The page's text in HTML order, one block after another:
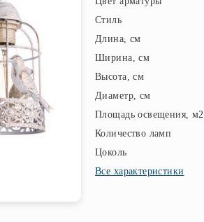
Стиль
Длина, см
Ширина, см
Высота, см
Диаметр, см
Площадь освещения, м2
Количество ламп
Цоколь
Все характеристики